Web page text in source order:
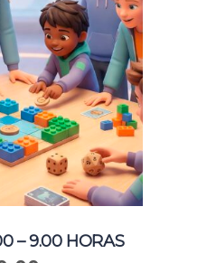
– 9.00 HORAS